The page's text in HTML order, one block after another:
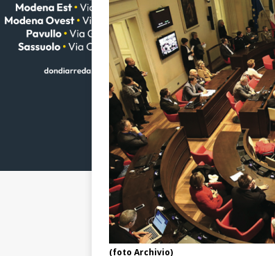
(foto Archivio)